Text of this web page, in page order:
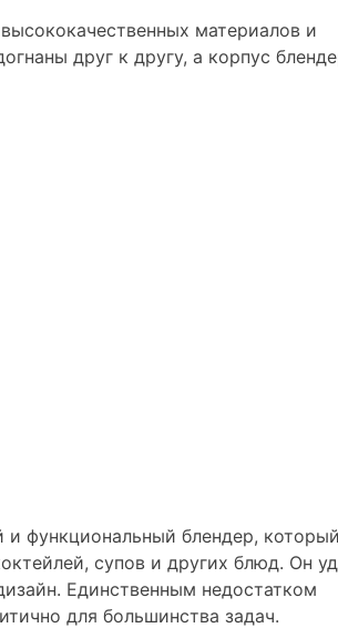
материалов и
друг к другу, а корпус
функциональный блендер, который
супов и других блюд. Он
Единственным недостатком
для большинства задач.